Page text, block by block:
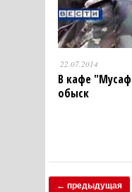
22.07.2014
В кафе
обыск
← предыдущая